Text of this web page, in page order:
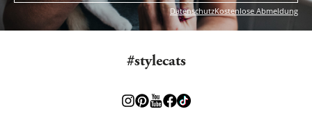
DatenschutzKostenlose Abmeldung
#stylecats